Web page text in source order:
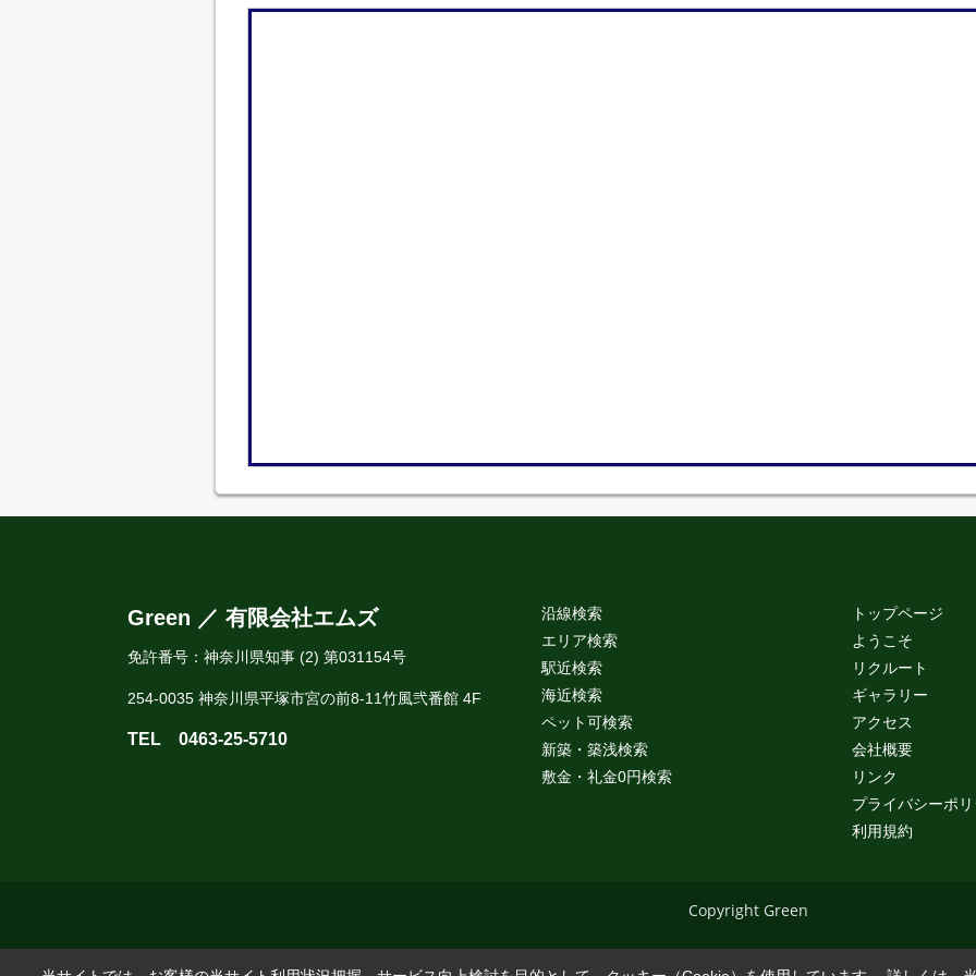
Green ／ 有限会社エムズ
免許番号：神奈川県知事 (2) 第031154号
254-0035 神奈川県平塚市宮の前8-11竹風弐番館 4F
TEL 0463-25-5710
沿線検索
エリア検索
駅近検索
海近検索
ペット可検索
新築・築浅検索
敷金・礼金0円検索
トップページ
ようこそ
リクルート
ギャラリー
アクセス
会社概要
リンク
プライバシーポ
利用規約
Copyright Green